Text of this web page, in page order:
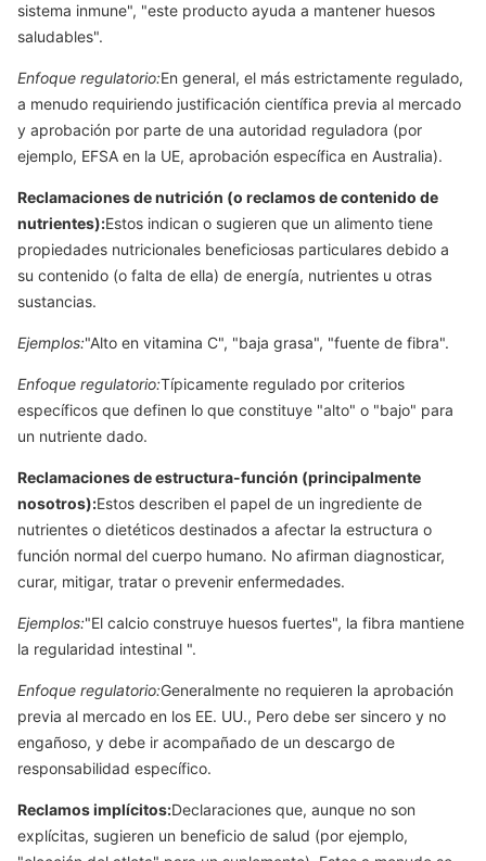
sistema inmune", "este producto ayuda a mantener huesos
saludables".
Enfoque regulatorio:En general, el más estrictamente regulado,
a menudo requiriendo justificación científica previa al mercado
y aprobación por parte de una autoridad reguladora (por
ejemplo, EFSA en la UE, aprobación específica en Australia).
Reclamaciones de nutrición (o reclamos de contenido de
nutrientes):Estos indican o sugieren que un alimento tiene
propiedades nutricionales beneficiosas particulares debido a
su contenido (o falta de ella) de energía, nutrientes u otras
sustancias.
Ejemplos:"Alto en vitamina C", "baja grasa", "fuente de fibra".
Enfoque regulatorio:Típicamente regulado por criterios
específicos que definen lo que constituye "alto" o "bajo" para
un nutriente dado.
Reclamaciones de estructura-función (principalmente
nosotros):Estos describen el papel de un ingrediente de
nutrientes o dietéticos destinados a afectar la estructura o
función normal del cuerpo humano. No afirman diagnosticar,
curar, mitigar, tratar o prevenir enfermedades.
Ejemplos:"El calcio construye huesos fuertes", la fibra mantiene
la regularidad intestinal ".
Enfoque regulatorio:Generalmente no requieren la aprobación
previa al mercado en los EE. UU., Pero debe ser sincero y no
engañoso, y debe ir acompañado de un descargo de
responsabilidad específico.
Reclamos implícitos:Declaraciones que, aunque no son
explícitas, sugieren un beneficio de salud (por ejemplo,